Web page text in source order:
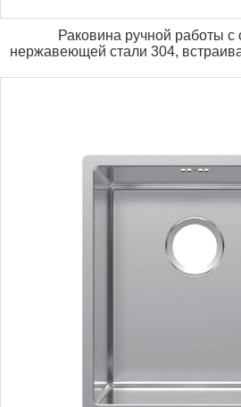
Раковина ручной работы
нержавеющей стали 304,